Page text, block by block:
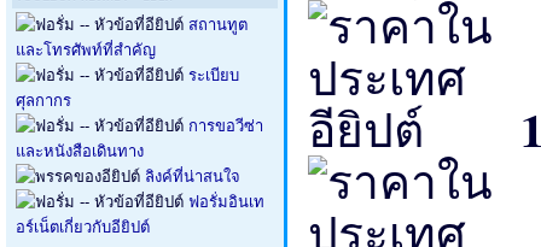
สถานทูต
และโทรศัพท์ที่สำคัญ
ระเบียบ
ศุลกากร
การขอวีซ่า
และหนังสือเดินทาง
ลิงค์ที่น่าสนใจ
ฟอรั่มอินเท
อร์เน็ตเกี่ยวกับอียิปต์